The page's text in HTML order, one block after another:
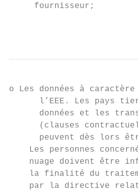
     fournisseur;
o Les données à
l’EEE. Les pays
données et les
(clauses
peuvent dès lors
Les personnes
nuage doivent être
la finalité du
par la directive